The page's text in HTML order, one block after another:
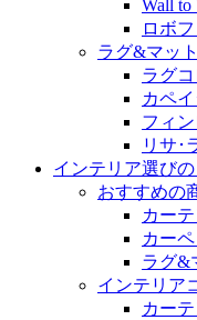
Wall
ロボ
ラグ&マット
ラグ
カペ
フィ
リサ･
インテリア選びの
おすすめの
カー
カーペ
ラグ&
インテリア
カー